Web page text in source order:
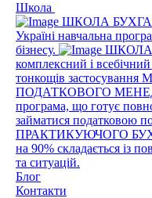
Школа
ШКОЛА
Україні навчальна
бізнесу.
ШКОЛА
комплексний і
тонкощів застосування
ПОДАТКОВОГО
програма, що готує
займатися податковою
ПРАКТИКУЮЧОГО
на 90% складається із
та ситуацій.
Блог
Контакти